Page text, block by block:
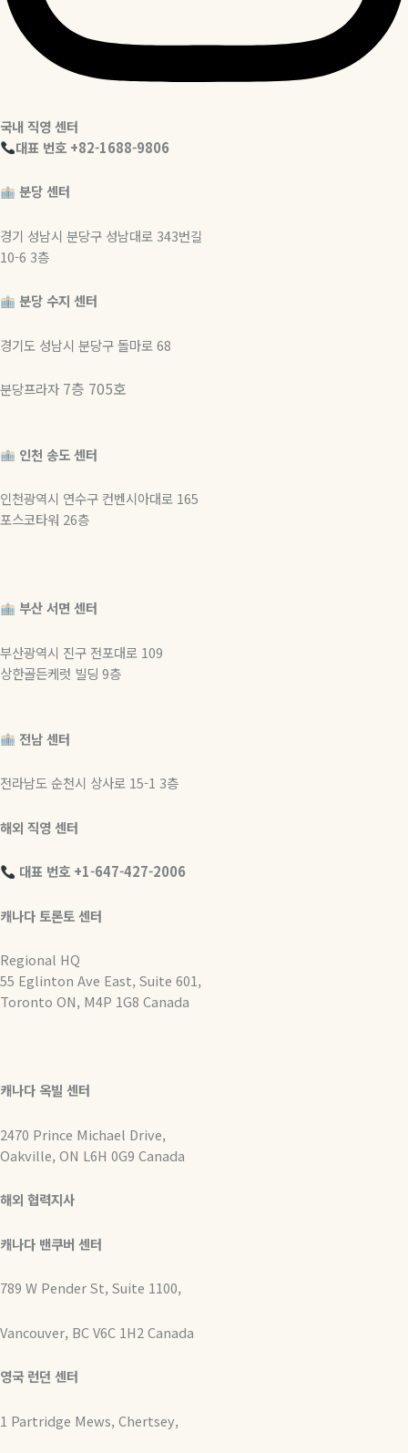
국내 직영 센터
대표 번호 +82-1688-9806
분당 센터
경기 성남시 분당구 성남대로 343번길
10-6 3층
분당 수지 센터
경기도 성남시 분당구 돌마로 68
분당프라자 7층 705호
인천 송도 센터
인천광역시 연수구 컨벤시아대로 165
포스코타워 26층
부산 서면 센터
부산광역시 진구 전포대로 109
상한골든케럿 빌딩 9층
전남 센터
전라남도 순천시 상사로 15-1 3층
해외 직영 센터
대표 번호 +1-647-427-2006
캐나다 토론토 센터
Regional HQ
55 Eglinton Ave East, Suite 601,
Toronto ON, M4P 1G8 Canada
캐나다 옥빌 센터
2470 Prince Michael Drive,
Oakville, ON L6H 0G9 Canada
해외 협력지사
캐나다 밴쿠버 센터
789 W Pender St, Suite 1100,
Vancouver, BC V6C 1H2 Canada
영국 런던 센터
1 Partridge Mews, Chertsey,